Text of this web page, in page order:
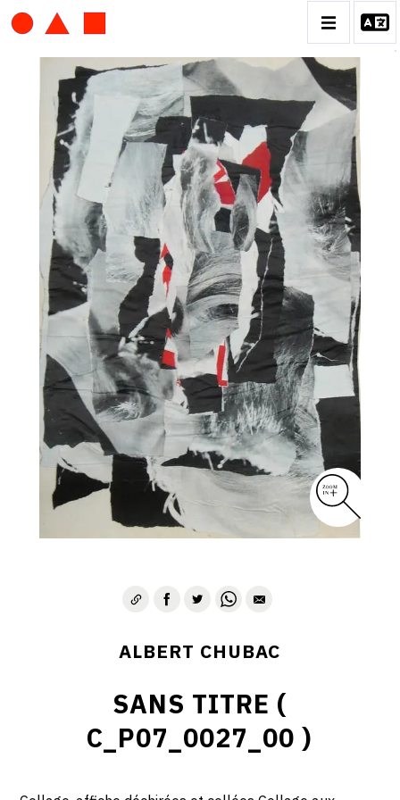
ALBERT CHUBAC
BIOGRAPHIE
CATALOGUE DES OEUVRES
CONTACT
ALBERT CHUBAC
SANS TITRE (
C_P07_0027_00 )